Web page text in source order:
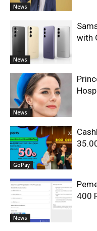
News
News
with
News
GoPay
News
400